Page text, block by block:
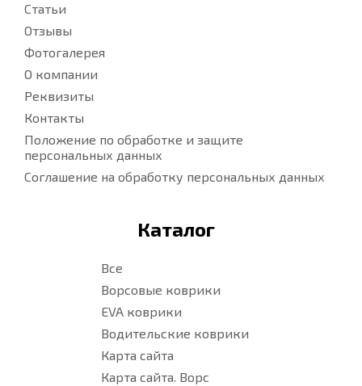
Статьи
Отзывы
Фотогалерея
О компании
Реквизиты
Контакты
Положение по обработке и защите
персональных данных
Соглашение на обработку персональных данных
Каталог
Все
Ворсовые коврики
EVA коврики
Водительские коврики
Карта сайта
Карта сайта. Ворс